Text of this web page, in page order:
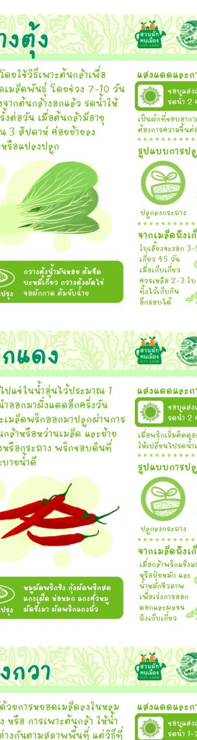
Search
for:
Search